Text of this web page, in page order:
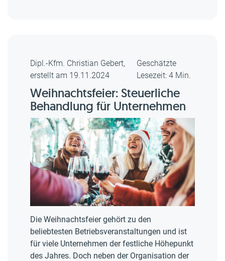
Dipl.-Kfm. Christian Gebert,
erstellt am 19.11.2024
Geschätzte
Lesezeit: 4 Min.
Weihnachtsfeier: Steuerliche
Behandlung für Unternehmen
Die Weihnachtsfeier gehört zu den
beliebtesten Betriebsveranstaltungen und ist
für viele Unternehmen der festliche Höhepunkt
des Jahres. Doch neben der Organisation der